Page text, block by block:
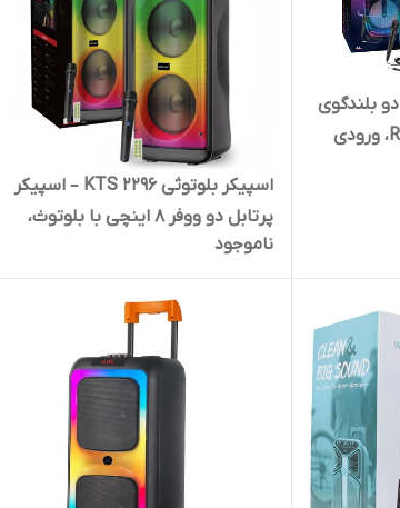
اسپیکر بلوتوثی KTS-1906 دو بلندگوی
6٫5 اینچی با نورپردازی RGB، ورودی
اسپیکر بلوتوثی KTS 2296 – اسپیکر
پرتابل دو ووفر 8 اینچی با بلوتوث،
کد 2079
ناموجود